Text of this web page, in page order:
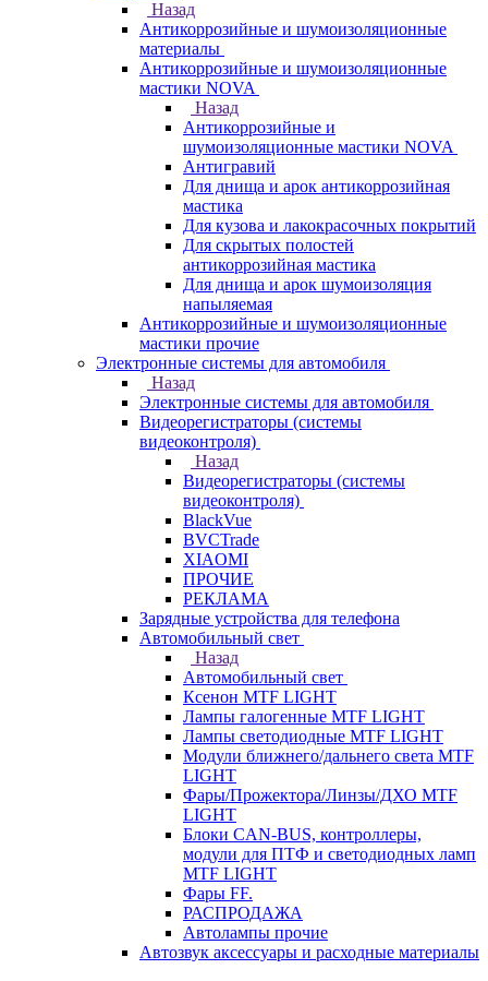
Назад
Антикоррозийные и шумоизоляционные
материалы
Антикоррозийные и шумоизоляционные
мастики NOVA
Назад
Антикоррозийные и
шумоизоляционные мастики NOVA
Антигравий
Для днища и арок антикоррозийная
мастика
Для кузова и лакокрасочных покрытий
Для скрытых полостей
антикоррозийная мастика
Для днища и арок шумоизоляция
напыляемая
Антикоррозийные и шумоизоляционные
мастики прочие
Электронные системы для автомобиля
Назад
Электронные системы для автомобиля
Видеорегистраторы (системы
видеоконтроля)
Назад
Видеорегистраторы (системы
видеоконтроля)
BlackVue
BVCTrade
XIAOMI
ПРОЧИЕ
РЕКЛАМА
Зарядные устройства для телефона
Автомобильный свет
Назад
Автомобильный свет
Ксенон MTF LIGHT
Лампы галогенные MTF LIGHT
Лампы светодиодные MTF LIGHT
Модули ближнего/дальнего света MTF
LIGHT
Фары/Прожектора/Линзы/ДХО MTF
LIGHT
Блоки CAN-BUS, контроллеры,
модули для ПТФ и светодиодных ламп
MTF LIGHT
Фары FF.
РАСПРОДАЖА
Автолампы прочие
Автозвук аксессуары и расходные материалы